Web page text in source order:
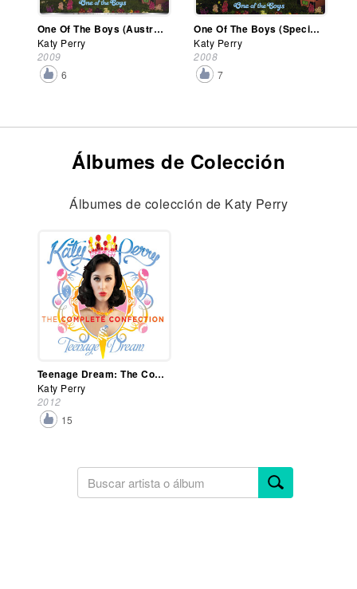
One Of The Boys (Australia Tour Edition)
Katy Perry
2009
6
One Of The Boys (Special Edition)
Katy Perry
2008
7
Álbumes de Colección
Álbumes de colección de Katy Perry
Teenage Dream: The Complete Confection
Katy Perry
2012
15